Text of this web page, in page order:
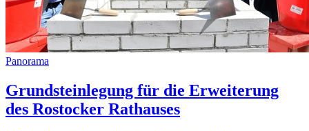
Panorama
Grundsteinlegung für die Erweiterung
des Rostocker Rathauses